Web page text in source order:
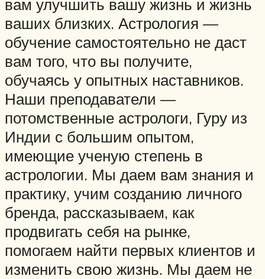
вам улучшить вашу жизнь и жизнь
ваших близких. Астрология —
обучение самостоятельно не даст
вам того, что вы получите,
обучаясь у опытных наставников.
Наши преподаватели —
потомственные астрологи, Гуру из
Индии с большим опытом,
имеющие ученую степень в
астрологии. Мы даем вам знания и
практику, учим созданию личного
бренда, рассказываем, как
продвигать себя на рынке,
помогаем найти первых клиентов и
изменить свою жизнь. Мы даем не